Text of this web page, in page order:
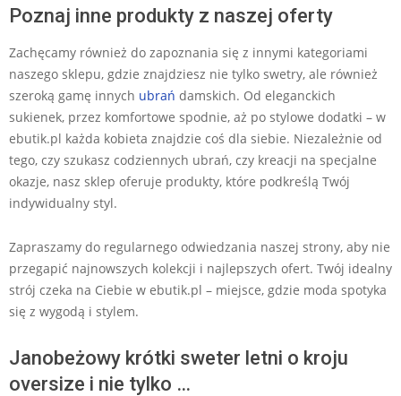
Poznaj inne produkty z naszej oferty
Zachęcamy również do zapoznania się z innymi kategoriami
naszego sklepu, gdzie znajdziesz nie tylko swetry, ale również
szeroką gamę innych ubrań damskich. Od eleganckich
sukienek, przez komfortowe spodnie, aż po stylowe dodatki – w
ebutik.pl każda kobieta znajdzie coś dla siebie. Niezależnie od
tego, czy szukasz codziennych ubrań, czy kreacji na specjalne
okazje, nasz sklep oferuje produkty, które podkreślą Twój
indywidualny styl.
Zapraszamy do regularnego odwiedzania naszej strony, aby nie
przegapić najnowszych kolekcji i najlepszych ofert. Twój idealny
strój czeka na Ciebie w ebutik.pl – miejsce, gdzie moda spotyka
się z wygodą i stylem.
Janobeżowy krótki sweter letni o kroju
oversize i nie tylko …